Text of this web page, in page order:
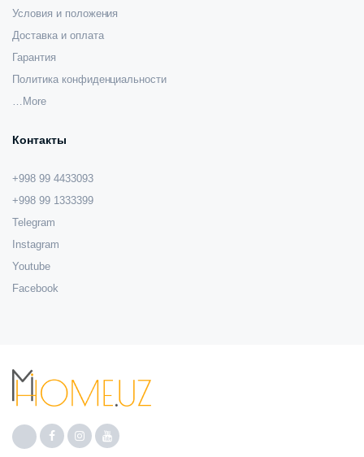
Условия и положения
Доставка и оплата
Гарантия
Политика конфиденциальности
…More
Контакты
+998 99 4433093
+998 99 1333399
Telegram
Instagram
Youtube
Facebook